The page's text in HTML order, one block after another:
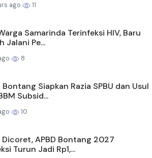
ago 11
Samarinda Terinfeksi HIV, Baru
Jalani Pe...
8
Bontang Siapkan Razia SPBU dan Usul
Subsid...
10
Dicoret, APBD Bontang 2027
Turun Jadi Rp1,...